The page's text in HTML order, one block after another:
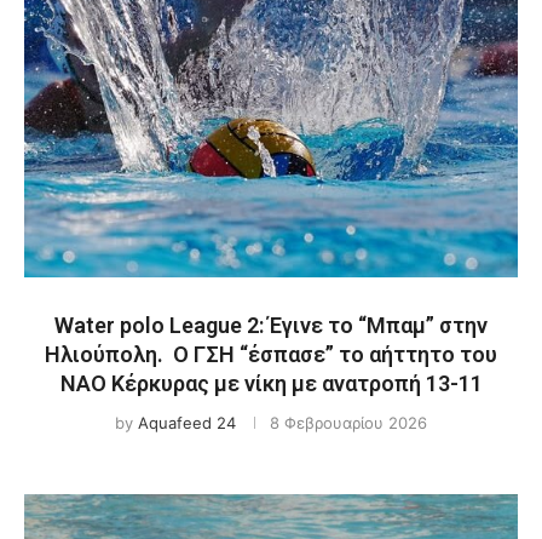
Water polo League 2: Έγινε το “Μπαμ” στην
Ηλιούπολη. Ο ΓΣΗ “έσπασε” το αήττητο του
ΝΑΟ Κέρκυρας με νίκη με ανατροπή 13-11
by Aquafeed 24 8 Φεβρουαρίου 2026